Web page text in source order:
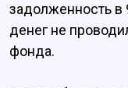
задолженность в
денег не
фонда.